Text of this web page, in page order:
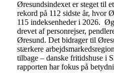
Øresundsindexet er steget til
rekord på 112 sidste år, hvor
115 indeksenheder i 2026.
drevet af personrejser,
Øresund. Det bidrager til
stærkere
tilbage – danske fritidshuse i
rapporten har fokus på